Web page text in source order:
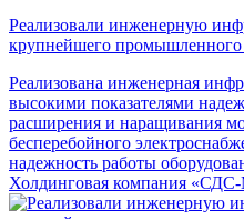
Реализовали инженерную
крупнейшего промышленного
Реализована инженерная
высокими показателями
расширения и наращивания
бесперебойного
надежность работы
Холдинговая компания